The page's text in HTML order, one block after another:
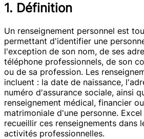
1. Définition
Un renseignement personnel est
permettant d'identifier une
l'exception de son nom, de ses
téléphone professionnels, de son
ou de sa profession. Les
incluent : la date de naissance,
numéro d'assurance sociale, ainsi
renseignement médical, financier
matrimoniale d'une personne.
recueillir ces renseignements dans
activités professionnelles.